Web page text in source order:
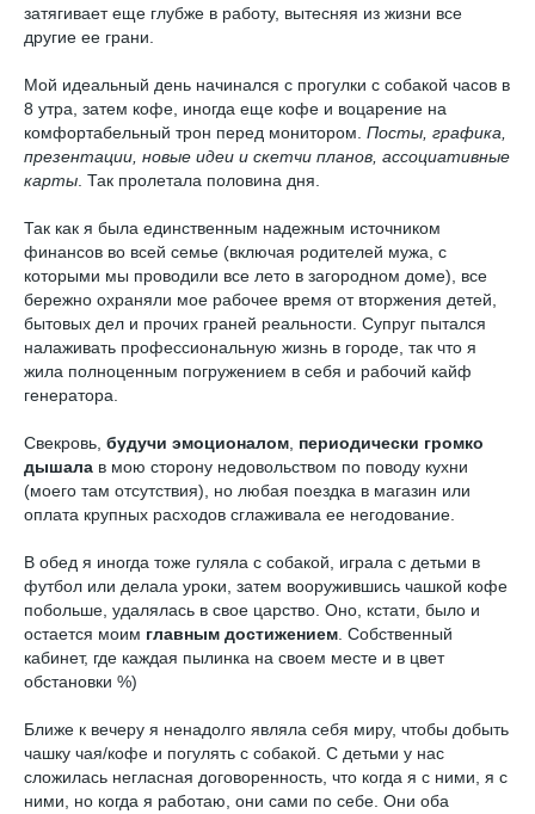
затягивает еще глубже в работу, вытесняя из жизни все
другие ее грани.
Мой идеальный день начинался с прогулки с собакой часов в
8 утра, затем кофе, иногда еще кофе и воцарение на
комфортабельный трон перед монитором. Посты, графика,
презентации, новые идеи и скетчи планов, ассоциативные
карты . Так пролетала половина дня.
Так как я была единственным надежным источником
финансов во всей семье (включая родителей мужа, с
которыми мы проводили все лето в загородном доме), все
бережно охраняли мое рабочее время от вторжения детей,
бытовых дел и прочих граней реальности. Супруг пытался
налаживать профессиональную жизнь в городе, так что я
жила полноценным погружением в себя и рабочий кайф
генератора.
Свекровь, будучи эмоционалом периодически громко
дышала в мою сторону недовольством по поводу кухни
(моего там отсутствия), но любая поездка в магазин или
оплата крупных расходов сглаживала ее негодование.
В обед я иногда тоже гуляла с собакой, играла с детьми в
футбол или делала уроки, затем вооружившись чашкой кофе
побольше, удалялась в свое царство. Оно, кстати, было и
остается моим главным достижением . Собственный
кабинет, где каждая пылинка на своем месте и в цвет
обстановки %)
Ближе к вечеру я ненадолго являла себя миру, чтобы добыть
чашку чая/кофе и погулять с собакой. С детьми у нас
сложилась негласная договоренность, что когда я с ними, я с
ними, но когда я работаю, они сами по себе. Они оба